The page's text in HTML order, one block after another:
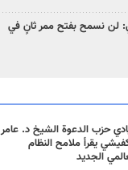
نسمح بفتح ممر ثانٍ في
حزب الدعوة الشيخ د. عامر
يقرأ ملامح النظام
الجديد